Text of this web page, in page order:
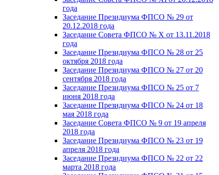
года
Заседание Президиума ФПСО № 29 от
20.12.2018 года
Заседание Совета ФПСО № X от 13.11.2018
года
Заседание Президиума ФПСО № 28 от 25
октября 2018 года
Заседание Президиума ФПСО № 27 от 20
сентября 2018 года
Заседание Президиума ФПСО № 25 от 7
июня 2018 года
Заседание Президиума ФПСО № 24 от 18
мая 2018 года
Заседание Совета ФПСО № 9 от 19 апреля
2018 года
Заседание Президиума ФПСО № 23 от 19
апреля 2018 года
Заседание Президиума ФПСО № 22 от 22
марта 2018 года